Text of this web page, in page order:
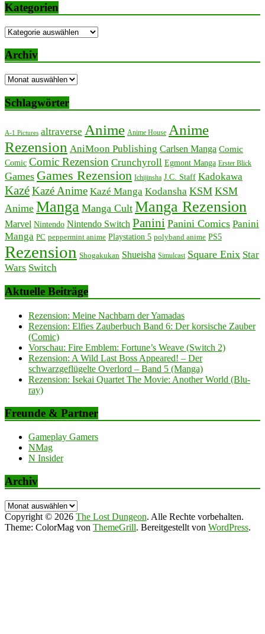
Kategorien
Kategorien
Archiv
Archiv
Schlagwörter
A-1 Pictures altraverse Anime Anime House Anime
Rezension AniMoon Publishing Carlsen Manga Comic
Comic Comic Rezension Crunchyroll Egmont Manga Erster Blick
Games Games Rezension Ichijinsha J.C. Staff Kadokawa
KazéKazé Anime Kazé Manga Kodansha KSM KSM
Anime Manga Manga Cult Manga Rezension
Marvel Nintendo Nintendo Switch Panini Panini Comics Panini
Manga PC peppermint anime Playstation 5 polyband anime PS5
Rezension Shogakukan Shueisha Simulcast Square Enix Star
Wars Switch
Aktuelle Beiträge
Rezension: Meine Nachbarn der Yamadas
Rezension: Elfies Zauberbuch Band 6: Der korsische Zauber
(Comic)
Vorschau: Fire Emblem: Fortune’s Weave (Switch 2)
Rezension: A Wild Last Boss Appeared! – Der
schwarzgeflügelte Overlord – Band 5 (Manga)
Rezension: Isekai Quartet The Movie: Another World (Blu-
ray)
Freunde & Partner
Gameplay Gamers
NMag
N Insider
Archiv
Archiv
Copyright © 2026 The Lost Dungeon. Alle Rechte vorbehalten.
Theme: ColorMag von ThemeGrill. Bereitgestellt von WordPress.